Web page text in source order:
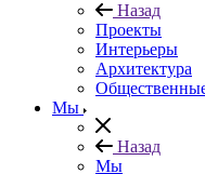
Назад
Проекты
Интерьеры
Архитектура
Мы
Назад
Мы